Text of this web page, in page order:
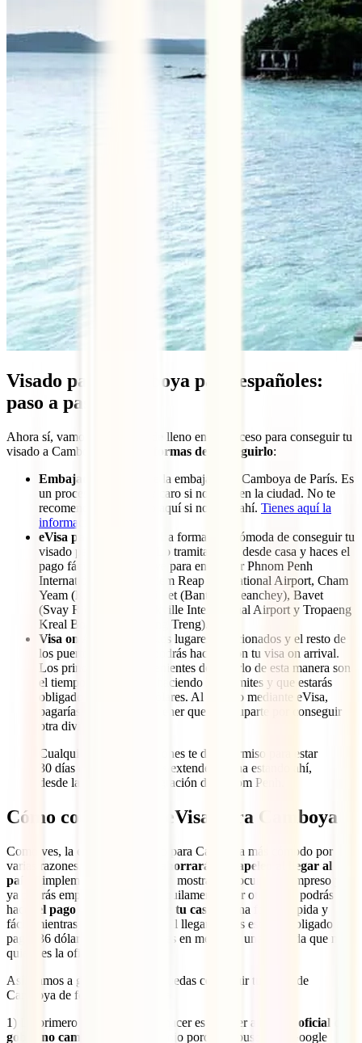
Visado para Camboya para españoles:
paso a paso
Ahora sí, vamos a meternos de lleno en el proceso para conseguir tu
visado a Camboya. Tienes
3 formas de conseguirlo:
Embajada
: A través de la embajada de Camboya de París. Es
un proceso más lento y caro si no estás en la ciudad. No te
recomendamos hacerlo aquí si no estás ahí. Tienes aquí la
información
eVisa para Camboya
: La forma más cómoda de conseguir tu
visado para Camboya. Lo tramitas todo desde casa y haces el
pago fácilmente. Te sirve para entrar por Phnom Penh
International Airport, Siem Reap International Airport, Cham
Yeam (Koh Kong), Poi Pet (Banteay Meanchey), Bavet
(Svay Rieng), Sihanoukville International Airport y Tropaeng
Kreal Border Post (Stung Treng).
Visa on Arrival
: En estos lugares mencionados y el resto de
los puertos de entrada podrás hacerte con tu visa on arrival.
Los principales inconvenientes de hacerlo de esta manera son
el tiempo que perderás haciendo los trámites y que estarás
obligado a pagar con dólares. Al hacerlo mediante eVisa,
pagarías desde casa sin tener que preocuparte por conseguir
otra divisa.
Cualquiera de las 3 opciones te dará permiso para estar
30 días en el país. Podrás extenderla, una estando ahí,
desde la oficina de inmigración de Phnom Penh.
Cómo conseguir la eVisa para Camboya
Como ves, la eVisa es el visado para Camboya más cómodo por
varias razones. Por un lado
te ahorrarás el papeleo al llegar al
país
. Simplemente te bastará con mostrar tu documento impreso y
ya podrás empezar tu viaje tranquilamente. Por otro lado, podrás
hacer
el pago con tarjeta desde tu casa
de una forma rápida y
fácil, mientras que si lo hicieras al llegar al país estarías obligado a
pagar 36 dólares estadounidenses en metálico, una moneda que ni si
quiera es la oficial del país.
Así, vamos a guiarte para que puedas conseguir tu eVisa de
Camboya de forma muy sencilla.
1) Lo primero que tendrás que hacer es acceder a
la web oficial del
gobierno camboyano
. Mucho ojo porque si buscas en Google